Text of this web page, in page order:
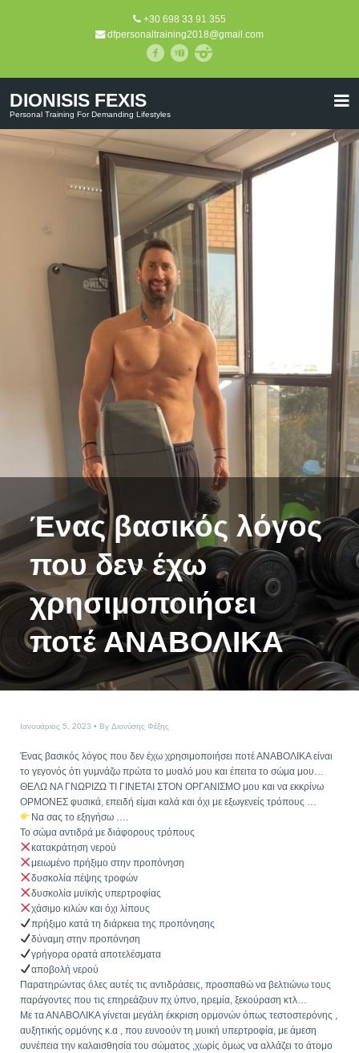
+30 698 33 91 355
dfpersonaltraining2018@gmail.com
DIONISIS FEXIS
Personal Training For Demanding Lifestyles
Ένας βασικός λόγος
που δεν έχω
χρησιμοποιήσει
ποτέ ΑΝΑΒΟΛΙΚΑ
Ιανουάριος 5, 2023 By Διονύσης Φέξης
Ένας βασικός λόγος που δεν έχω χρησιμοποιήσει ποτέ ΑΝΑΒΟΛΙΚΑ είναι
το γεγονός ότι γυμνάζω πρώτα το μυαλό μου και έπειτα το σώμα μου…
ΘΕΛΩ ΝΑ ΓΝΩΡΙΖΩ ΤΙ ΓΙΝΕΤΑΙ ΣΤΟΝ ΟΡΓΑΝΙΣΜΟ μου και να εκκρίνω
ΟΡΜΟΝΕΣ φυσικά, επειδή είμαι καλά και όχι με εξωγενείς τρόπους …
Να σας το εξηγήσω ….
Το σώμα αντιδρά με διάφορους τρόπους
κατακράτηση νερού
μειωμένο πρήξιμο στην προπόνηση
δυσκολία πέψης τροφών
δυσκολία μυϊκής υπερτροφίας
χάσιμο κιλών και όχι λίπους
πρήξιμο κατά τη διάρκεια της προπόνησης
δύναμη στην προπόνηση
γρήγορα ορατά αποτελέσματα
αποβολή νερού
Παρατηρώντας όλες αυτές τις αντιδράσεις, προσπαθώ να βελτιώνω τους
παράγοντες που τις επηρεάζουν πχ ύπνο, ηρεμία, ξεκούραση κτλ…
Με τα ΑΝΑΒΟΛΙΚΑ γίνεται μεγάλη έκκριση ορμονών όπως τεστοστερόνης ,
αυξητικής ορμόνης κ.α , που ευνοούν τη μυική υπερτροφία, με άμεση
συνέπεια την καλαισθησία του σώματος ,χωρίς όμως να αλλάζει το άτομο